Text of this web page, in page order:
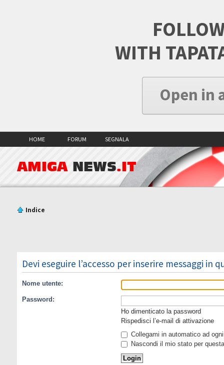
WITH
Open in
HOME FORUM SEGNALA
AMIGA NEWS.IT
Indice
Devi eseguire l’accesso per inserire messaggi in
Nome utente:
Password:
Ho dimenticato la password
Rispedisci l’e-mail di attivazione
Collegami in automatico ad
Nascondi il mio stato per